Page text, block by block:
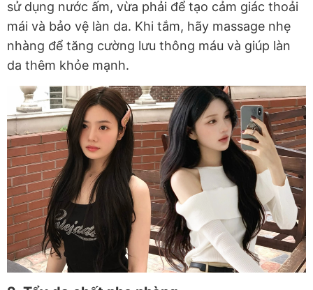
sử dụng nước ấm, vừa phải để tạo cảm giác thoải
mái và bảo vệ làn da. Khi tắm, hãy massage nhẹ
nhàng để tăng cường lưu thông máu và giúp làn
da thêm khỏe mạnh.